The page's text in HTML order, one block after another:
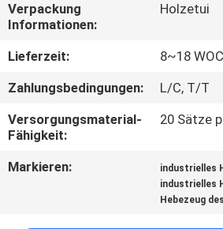
TRETEN
SIE
MIT
IN
VERBINDUNG
Verpackung
Informationen:
Holzetui
Lieferzeit:
8~18
Zahlungsbedingungen:
L/C, T/T
Versorgungsmaterial-
Fähigkeit:
20 Sätze
Markieren: industrielles
industrielles
Hebezeug